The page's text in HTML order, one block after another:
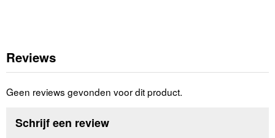
Reviews
Geen reviews gevonden voor dit product.
Schrijf een review